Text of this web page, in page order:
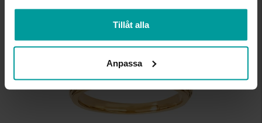
Tillåt alla
Anpassa